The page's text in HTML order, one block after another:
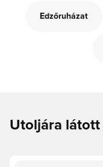
Edzőruházat
Utoljára látott